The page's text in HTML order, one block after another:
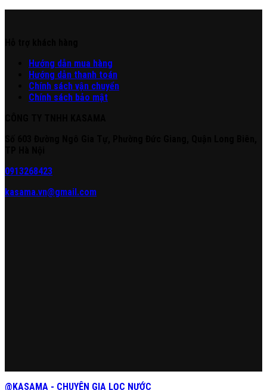
Hướng dẫn mua hàng
Hướng dẫn thanh toán
Chính sách vận chuyển
Chính sách bảo mật
0913268423
kasama.vn@gmail.com
@KASAMA - CHUYÊN GIA LỌC NƯỚC